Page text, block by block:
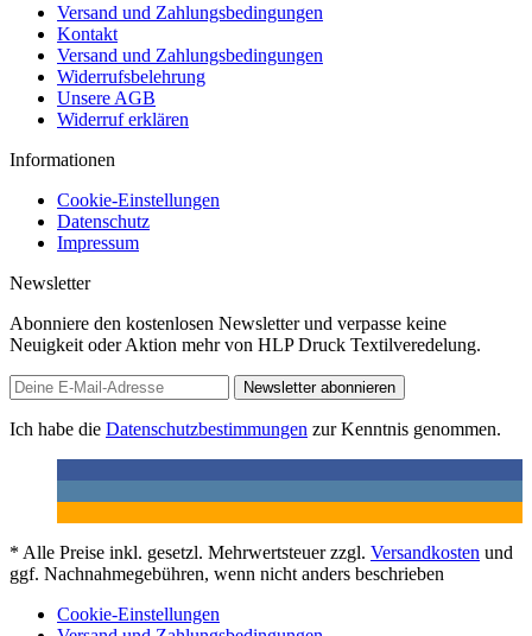
Versand und Zahlungsbedingungen
Kontakt
Versand und Zahlungsbedingungen
Widerrufsbelehrung
Unsere AGB
Widerruf erklären
Informationen
Cookie-Einstellungen
Datenschutz
Impressum
Newsletter
Abonniere den kostenlosen Newsletter und verpasse keine
Neuigkeit oder Aktion mehr von HLP Druck Textilveredelung.
Newsletter abonnieren
Ich habe die Datenschutzbestimmungen zur Kenntnis genommen.
* Alle Preise inkl. gesetzl. Mehrwertsteuer zzgl. Versandkosten und
ggf. Nachnahmegebühren, wenn nicht anders beschrieben
Cookie-Einstellungen